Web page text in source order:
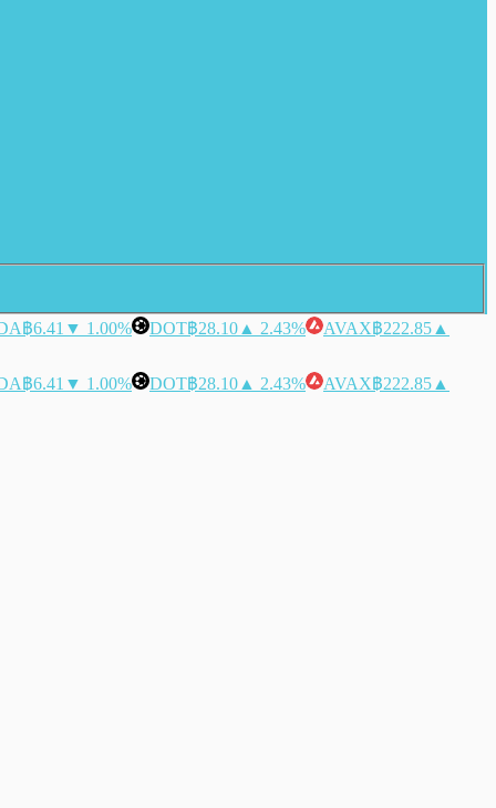
฿6.41 ▼ 1.00% DOT฿28.10 ▲ 2.43% AVAX฿222.85 ▲
฿6.41 ▼ 1.00% DOT฿28.10 ▲ 2.43% AVAX฿222.85 ▲